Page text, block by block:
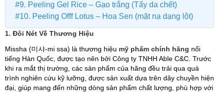
#9. Peeling Gel Rice – Gạo trắng (Tẩy da chết)
#10. Peeling Offf Lotus – Hoa Sen (mặt nạ dạng lột)
1. Đôi Nét Về Thương Hiệu
Missha (미샤-mi ssa) là thương hiệu mỹ phẩm chính hãng nổi
tiếng Hàn Quốc, được tạo nên bởi Công ty TNHH Able C&C. Trước
khi ra mắt thị trường, các sản phẩm của hãng đều trải qua quá
trình nghiên cứu kỹ lưỡng, được sản xuất dựa trên dây chuyền hiện
đại, giúp mang đến những dòng sản phẩm chất lượng, phù hợp với